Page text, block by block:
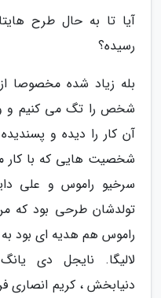
آیا تا به حال طرح
رسیده؟
بله زیاد شده مخصوصا
شخص را تگ می کنیم و
آن کار را دیده و
شخصیت هایی که با کار
سرخیو راموس و علی
تولدشان طرحی بود که
راموس هم هدیه ای بود
لالیگا. نایجل دی
دنیابخش ، کریم